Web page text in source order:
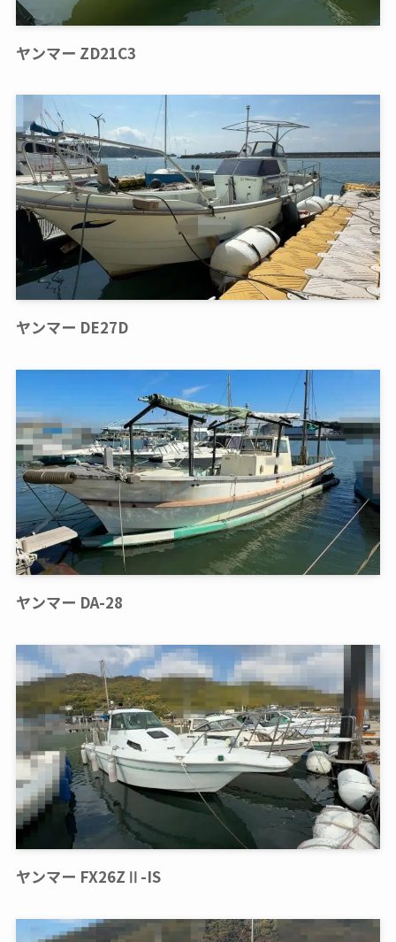
ヤンマー ZD21C3
ヤンマー DE27D
ヤンマー DA-28
ヤンマー FX26ZⅡ-IS